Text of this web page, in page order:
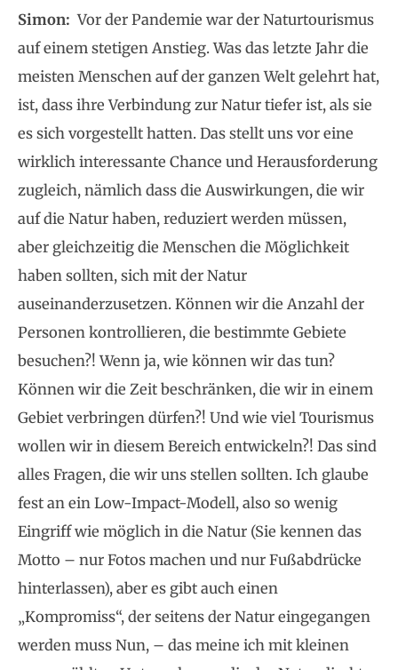
Simon: Vor der Pandemie war der Naturtourismus
auf einem stetigen Anstieg. Was das letzte Jahr die
meisten Menschen auf der ganzen Welt gelehrt hat,
ist, dass ihre Verbindung zur Natur tiefer ist, als sie
es sich vorgestellt hatten. Das stellt uns vor eine
wirklich interessante Chance und Herausforderung
zugleich, nämlich dass die Auswirkungen, die wir
auf die Natur haben, reduziert werden müssen,
aber gleichzeitig die Menschen die Möglichkeit
haben sollten, sich mit der Natur
auseinanderzusetzen. Können wir die Anzahl der
Personen kontrollieren, die bestimmte Gebiete
besuchen?! Wenn ja, wie können wir das tun?
Können wir die Zeit beschränken, die wir in einem
Gebiet verbringen dürfen?! Und wie viel Tourismus
wollen wir in diesem Bereich entwickeln?! Das sind
alles Fragen, die wir uns stellen sollten. Ich glaube
fest an ein Low-Impact-Modell, also so wenig
Eingriff wie möglich in die Natur (Sie kennen das
Motto – nur Fotos machen und nur Fußabdrücke
hinterlassen), aber es gibt auch einen
„Kompromiss“, der seitens der Natur eingegangen
werden muss Nun, – das meine ich mit kleinen